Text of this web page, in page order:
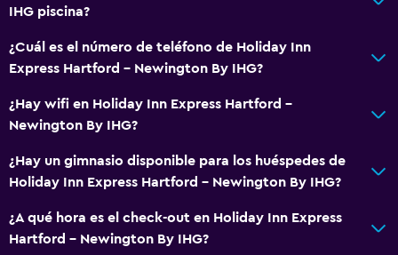
Caja fuerte
Botiquín de primeros auxilios
Servicios y facilidades
Centro de negocios
Instalaciones para reuniones
Recepción 24 horas
Lavandería
IHG piscina?
¿Cuál es el número de teléfono de Holiday Inn
Express Hartford - Newington By IHG?
¿Hay wifi en Holiday Inn Express Hartford -
Newington By IHG?
¿Hay un gimnasio disponible para los huéspedes de
Holiday Inn Express Hartford - Newington By IHG?
¿A qué hora es el check-out en Holiday Inn Express
Hartford - Newington By IHG?